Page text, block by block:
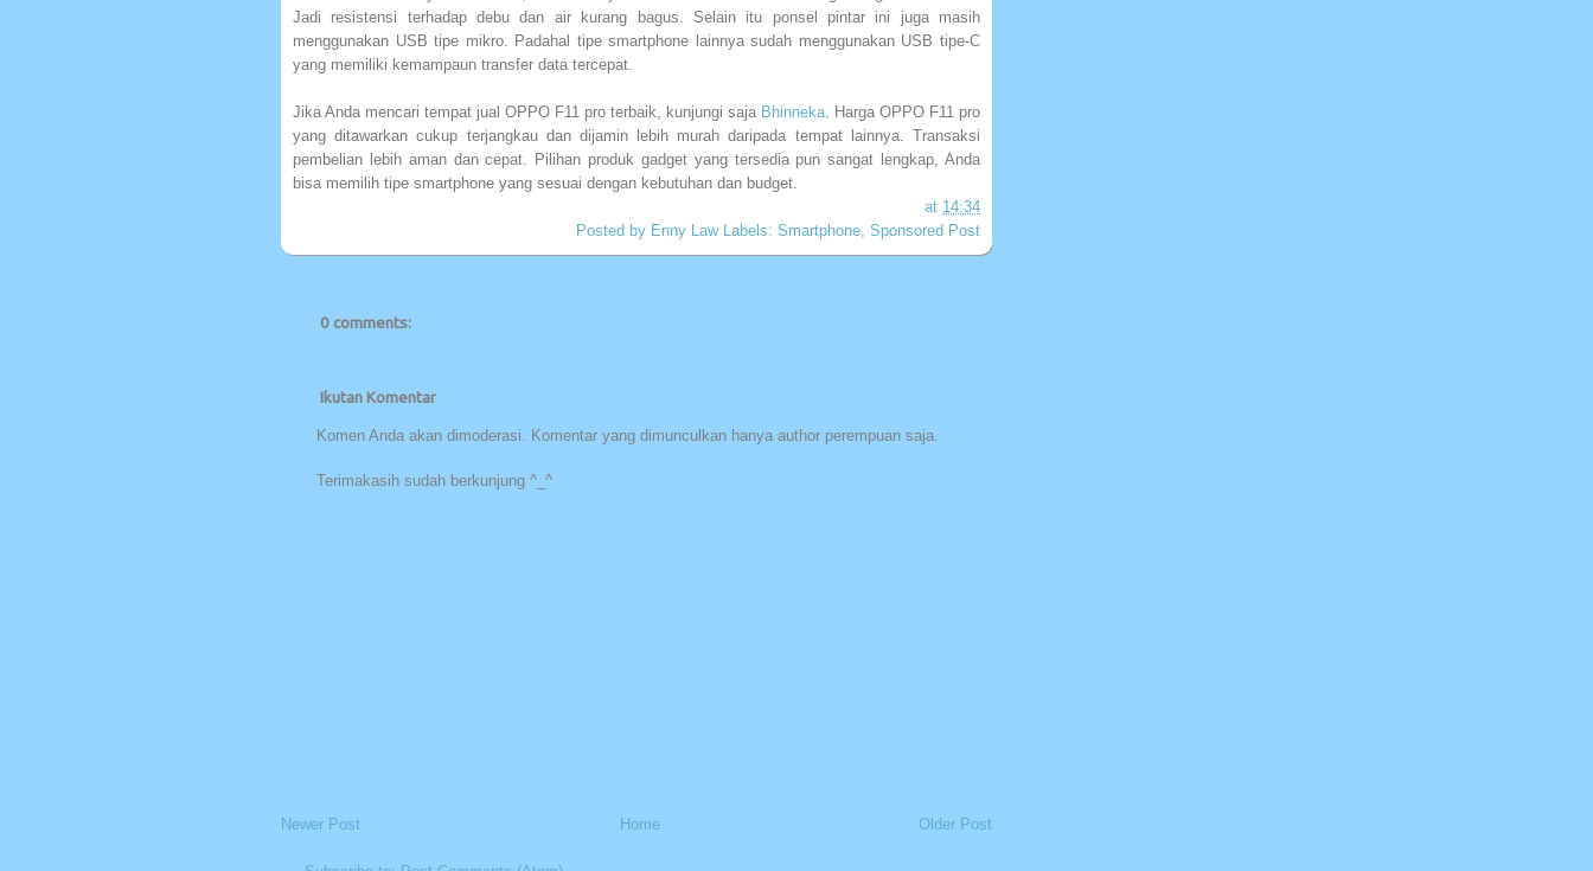
Jadi resistensi terhadap debu dan air kurang bagus. Selain itu ponsel pintar ini juga masih
menggunakan USB tipe mikro. Padahal tipe smartphone lainnya sudah menggunakan USB tipe-C
yang memiliki kemampaun transfer data tercepat.
Jika Anda mencari tempat jual OPPO F11 pro terbaik, kunjungi saja Bhinneka . Harga OPPO F11 pro
yang ditawarkan cukup terjangkau dan dijamin lebih murah daripada tempat lainnya. Transaksi
pembelian lebih aman dan cepat. Pilihan produk gadget yang tersedia pun sangat lengkap, Anda
bisa memilih tipe smartphone yang sesuai dengan kebutuhan dan budget.
at 14:34
Posted by Enny Law Labels: Smartphone Sponsored Post
0 comments:
Ikutan Komentar
Komen Anda akan dimoderasi. Komentar yang dimunculkan hanya author perempuan saja.
Terimakasih sudah berkunjung ^_^
Newer Post Older Post
Home